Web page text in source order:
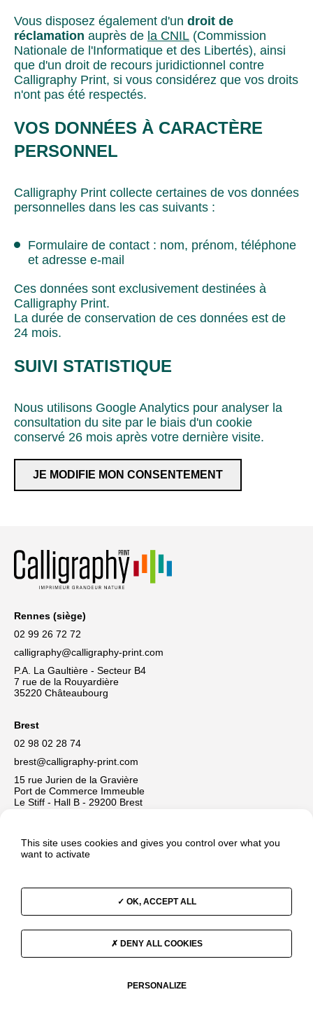
Vous disposez également d'un droit de
réclamation auprès de la CNIL (Commission
Nationale de l'Informatique et des Libertés), ainsi
que d'un droit de recours juridictionnel contre
Calligraphy Print, si vous considérez que vos droits
n'ont pas été respectés.
VOS DONNÉES À CARACTÈRE
PERSONNEL
Calligraphy Print collecte certaines de vos données
personnelles dans les cas suivants :
Formulaire de contact : nom, prénom, téléphone
et adresse e-mail
Ces données sont exclusivement destinées à
Calligraphy Print.
La durée de conservation de ces données est de
24 mois.
SUIVI STATISTIQUE
Nous utilisons Google Analytics pour analyser la
consultation du site par le biais d'un cookie
conservé 26 mois après votre dernière visite.
JE MODIFIE MON CONSENTEMENT
Rennes (siège)
02 99 26 72 72
calligraphy@calligraphy-print.com
P.A. La Gaultière - Secteur B4
7 rue de la Rouyardière
35220 Châteaubourg
Brest
02 98 02 28 74
brest@calligraphy-print.com
15 rue Jurien de la Gravière
Port de Commerce Immeuble
Le Stiff - Hall B - 29200 Brest
02 23 55 14 20
1, rue Jean Boucher
35502 Vitré Cedex
CONTACTEZ-NOUS
This site uses cookies and gives you control over what you
want to activate
OK, ACCEPT ALL
DENY ALL COOKIES
PERSONALIZE